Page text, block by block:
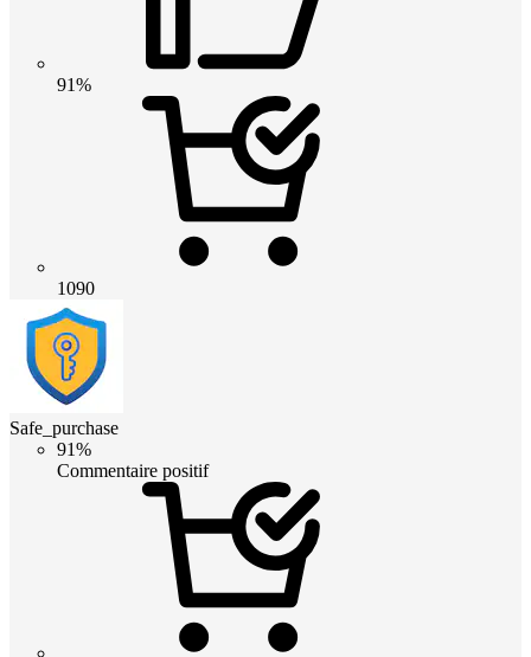
91%
1090
Safe_purchase
91%
Commentaire positif